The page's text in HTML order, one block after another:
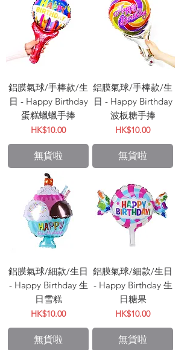
鋁膜氣球/手棒款/生
日 - Happy Birthday
蛋糕蠟蠟手捧
價格
HK$10.00
無貨啦
鋁膜氣球/手棒款/生
日 - Happy Birthday
波板糖手捧
價格
HK$10.00
無貨啦
鋁膜氣球/細款/生日
- Happy Birthday 生
日雪糕
價格
HK$10.00
無貨啦
鋁膜氣球/細款/生日
- Happy Birthday 生
日糖果
價格
HK$10.00
無貨啦